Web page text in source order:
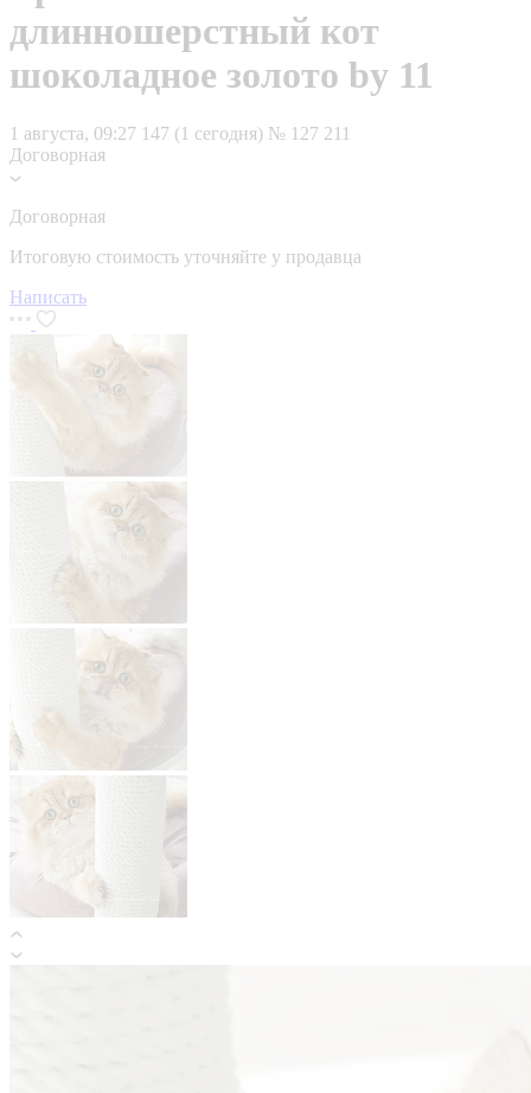
длинношерстный кот
шоколадное золото by 11
1 августа, 09:27 147 (1 сегодня) № 127 211
Договорная
Договорная
Итоговую стоимость уточняйте у продавца
Написать